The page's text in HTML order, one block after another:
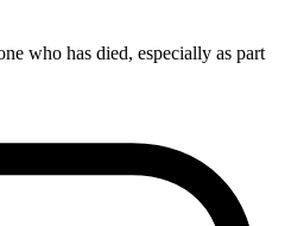
who has died, especially as part